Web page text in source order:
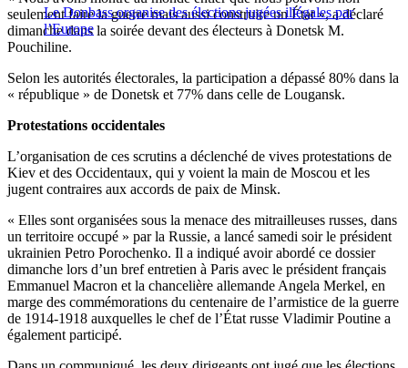
Le Donbass organise des élections jugées illégales par
l’Europe
seulement faire la guerre mais aussi construire un État », a déclaré
dimanche dans la soirée devant des électeurs à Donetsk M.
Pouchiline.
Selon les autorités électorales, la participation a dépassé 80% dans la
« république » de Donetsk et 77% dans celle de Lougansk.
Protestations occidentales
L’organisation de ces scrutins a déclenché de vives protestations de
Kiev et des Occidentaux, qui y voient la main de Moscou et les
jugent contraires aux accords de paix de Minsk.
« Elles sont organisées sous la menace des mitrailleuses russes, dans
un territoire occupé » par la Russie, a lancé samedi soir le président
ukrainien Petro Porochenko. Il a indiqué avoir abordé ce dossier
dimanche lors d’un bref entretien à Paris avec le président français
Emmanuel Macron et la chancelière allemande Angela Merkel, en
marge des commémorations du centenaire de l’armistice de la guerre
de 1914-1918 auxquelles le chef de l’État russe Vladimir Poutine a
également participé.